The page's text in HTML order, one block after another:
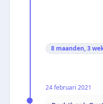
8 maanden, 3
24 februari 2021